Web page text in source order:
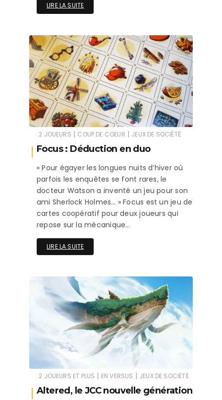
LIRE LA SUITE
2 JOUEURS | COUP DE COEUR | JEUX DE SOCIÉTÉ
Focus : Déduction en duo
« Pour égayer les longues nuits d’hiver où
parfois les enquêtes se font rares, le
docteur Watson a inventé un jeu pour son
ami Sherlock Holmes… » Focus est un jeu de
cartes coopératif pour deux joueurs qui
repose sur la mécanique…
LIRE LA SUITE
2 JOUEURS ET PLUS | EN VERSUS | JEUX DE SOCIÉTÉ
Altered, le JCC nouvelle génération